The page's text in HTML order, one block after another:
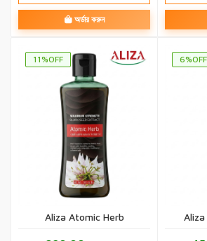
অর্ডার করুন
11%OFF
Aliza Atomic Herb
6%OFF
Aliza